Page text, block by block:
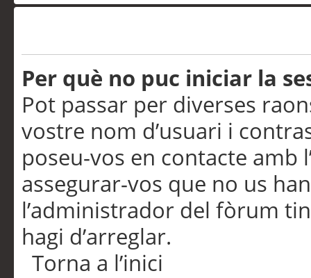
Per què no puc iniciar la
Pot passar per diverses
vostre nom d’usuari i
poseu-vos en contacte
assegurar-vos que no us
l’administrador del fòrum
hagi d’arreglar.
Torna a l’inici